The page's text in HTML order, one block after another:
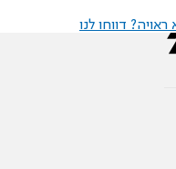
דווחו לנו